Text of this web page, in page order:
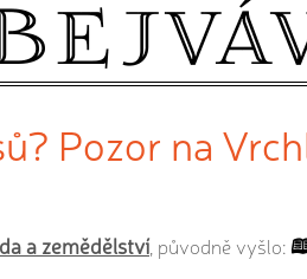
Pozor na
a zemědělství, původně vyšlo: